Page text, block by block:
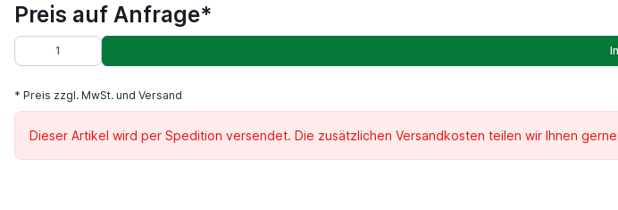
Preis auf Anfrage*
* Preis zzgl. MwSt. und Versand
Dieser Artikel wird per Spedition versendet. Die zusätzlichen Versandkosten teilen wir Ihnen